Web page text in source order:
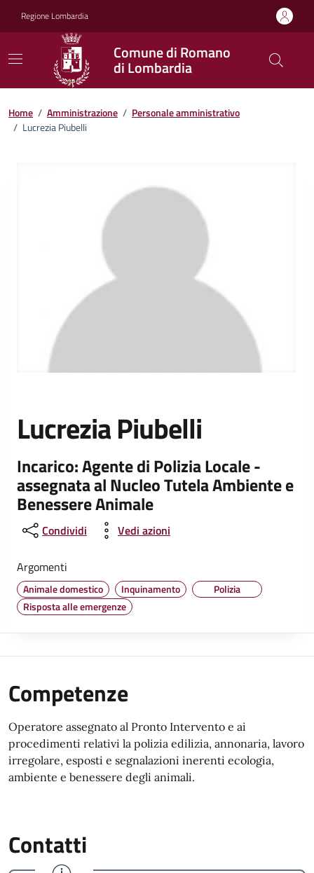
Regione Lombardia
Comune di Romano
di Lombardia
Home / Amministrazione / Personale amministrativo
/ Lucrezia Piubelli
Lucrezia Piubelli
Incarico: Agente di Polizia Locale -
assegnata al Nucleo Tutela Ambiente e
Benessere Animale
Condividi Vedi azioni
Argomenti
Animale domestico Inquinamento
Polizia
Risposta alle emergenze
Competenze
Operatore assegnato al Pronto Intervento e ai
procedimenti relativi la polizia edilizia, annonaria, lavoro
irregolare, esposti e segnalazioni inerenti ecologia,
ambiente e benessere degli animali.
Contatti